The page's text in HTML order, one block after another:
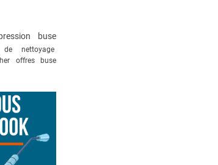
buse
de nettoyage
offres
buse